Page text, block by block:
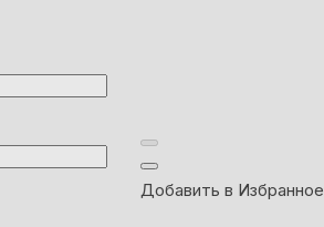
Добавить в Избранное